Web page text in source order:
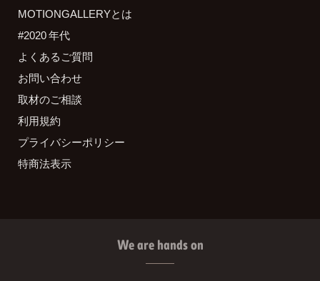
MOTIONGALLERYとは
#2020 年代
よくあるご質問
お問い合わせ
取材のご相談
利用規約
プライバシーポリシー
特商法表示
We are hands on